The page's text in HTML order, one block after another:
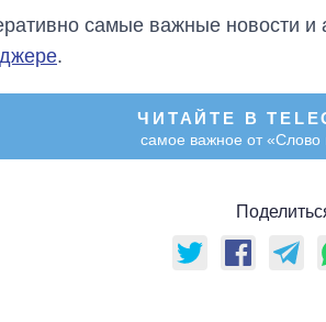
самые важные новости
.
ЧИТАЙТЕ В
самое важное от «Слово